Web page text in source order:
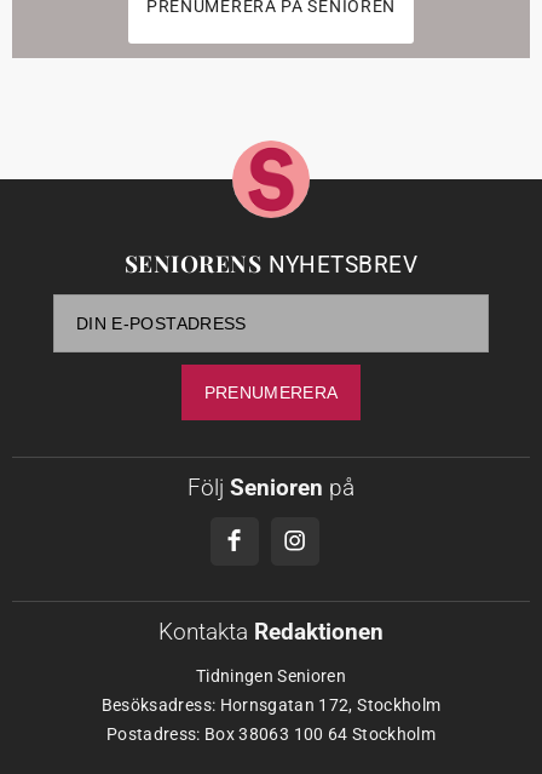
PRENUMERERA PÅ SENIOREN
SENIORENS NYHETSBREV
Följ Senioren på
Kontakta Redaktionen
Tidningen Senioren
Besöksadress: Hornsgatan 172, Stockholm
Postadress: Box 38063 100 64 Stockholm